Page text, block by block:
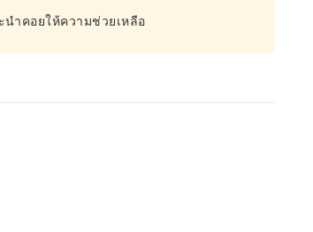
นำคอยให้ความช่วยเหลือ